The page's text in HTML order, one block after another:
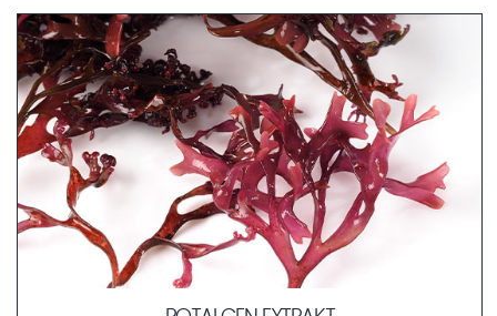
Die Ähnlichkeit in der Zusammensetzung der
Meeresmineralien zum Blutplasma erlaubt eine schnellere
und verträglichere Aufnahme der Wirkstoffe in tiefere
Hautschichten. Durch ihre körperbekannte Kombination
dienen sie als „Transportmittel“ für weitere Wirkstoffe in die
Haut.
MEHR ERFAHREN